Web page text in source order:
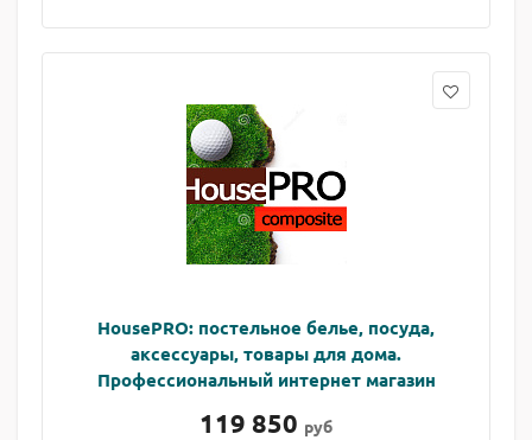
HousePRO: постельное белье, посуда,
аксессуары, товары для дома.
Профессиональный интернет магазин
119 850 руб